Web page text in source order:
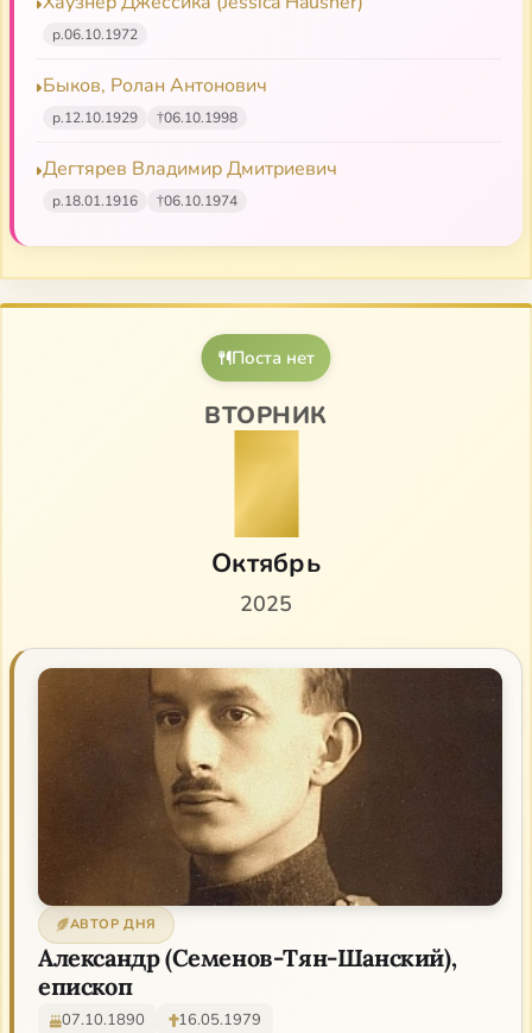
р.06.10.1972
Быков, Ролан Антонович
р.12.10.1929 †06.10.1998
Дегтярев Владимир Дмитриевич
р.18.01.1916 †06.10.1974
Поста нет
ВТОРНИК
7
Октябрь
2025
АВТОР ДНЯ
Александр (Семенов-Тян-Шанский),
епископ
07.10.1890 16.05.1979